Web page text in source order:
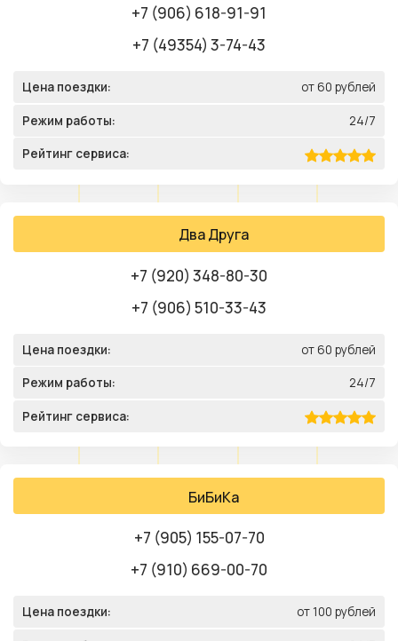
+7 (906) 618-91-91
+7 (49354) 3-74-43
Цена поездки: от 60 рублей
Режим работы: 24/7
Рейтинг сервиса:
Два Друга
+7 (920) 348-80-30
+7 (906) 510-33-43
Цена поездки: от 60 рублей
Режим работы: 24/7
Рейтинг сервиса:
БиБиКа
+7 (905) 155-07-70
+7 (910) 669-00-70
Цена поездки: от 100 рублей